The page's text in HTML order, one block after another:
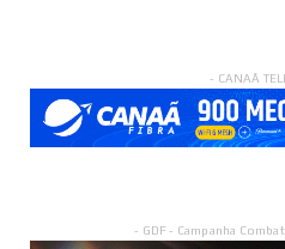
- CANAÃ
- GDF - Campanha